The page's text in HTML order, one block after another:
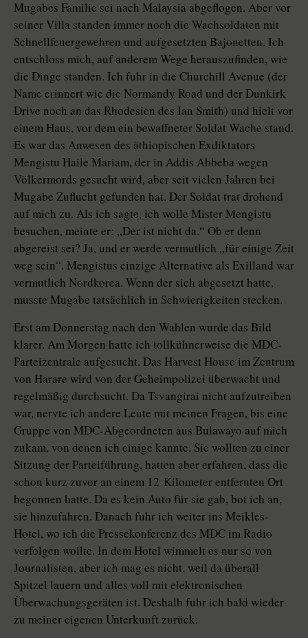
Mugabes Familie sei nach Malaysia abgeflogen. Aber vor
seiner Villa standen immer noch die Wachsoldaten mit
Schnellfeuergewehren und aufgesetzten Bajonetten. Ich
entschloss mich, auf anderem Wege herauszufinden, wie
die Dinge standen. Ich fuhr in die Churchill Avenue (der
Name erinnert wie die Normandy Road und der Dunkirk
Drive noch an das Rhodesien des Ian Smith) und hielt vor
einem Haus, vor dem ein bewaffneter Soldat Wache stand.
Es war das Anwesen des äthiopischen Exdiktators
Mengistu Haile Mariam, der in Addis Abbeba wegen
Völkermords gesucht wird, aber seit vielen Jahren bei
Mugabe Zuflucht gefunden hat. Der Soldat trat drohend
auf mich zu. Als ich sagte, ich wolle Mister Mengistu
besuchen, meinte er: „Der ist nicht da.“ Ob er denn
abgereist sei? Ja, und er werde vermutlich „für einige Zeit
weg sein“. Mengistus einzige Alternative als Exilland war
vermutlich Nordkorea. Wenn der sich abgesetzt hatte,
musste Mugabe tatsächlich in Schwierigkeiten stecken.
Erst am Donnerstag nach den Wahlen wurde das Bild
klarer. Am Morgen hatte ich tollkühnerweise die MDC-
Parteizentrale aufgesucht. Das Harvest House im Zentrum
von Harare wird von der Geheimpolizei überwacht und
regelmäßig durchsucht. Da Tsvangirai nicht aufzutreiben
war, nervte ich andere Leute mit meinen Fragen, bis eine
Gruppe von MDC-Abgeordneten aus Bulawayo auf mich
zukam, von denen ich einige kannte. Sie wollten zu einer
Sitzung der Parteiführung, hatten aber erfahren, dass die
schon kurz zuvor an einem 12 Kilometer entfernten Ort
begonnen hatte. Da es kein Auto für sie gab, bot ich an,
sie hinzufahren. Danach fuhr ich weiter ins Meikles-
Hotel, wo ich die Pressekonferenz des MDC im Radio
verfolgen wollte. In dem Hotel wimmelt es nur so von
Journalisten, aber ich mag es nicht, weil da überall
Spitzel lauern und alles voll mit elektronischen
Überwachungsgeräten ist. Deshalb fuhr ich bald wieder
zu meiner eigenen Unterkunft zurück.